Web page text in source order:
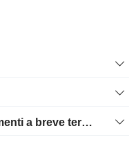
Totale di contanti e investimenti a breve termine